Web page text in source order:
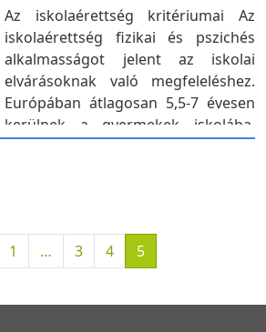
Az iskolaérettség kritériumai Az
iskolaérettség fizikai és pszichés
alkalmasságot jelent az iskolai
elvárásoknak való megfeleléshez.
Európában átlagosan 5,5-7 évesen
kerülnek a gyermekek iskolába.
1 … 3 4 5